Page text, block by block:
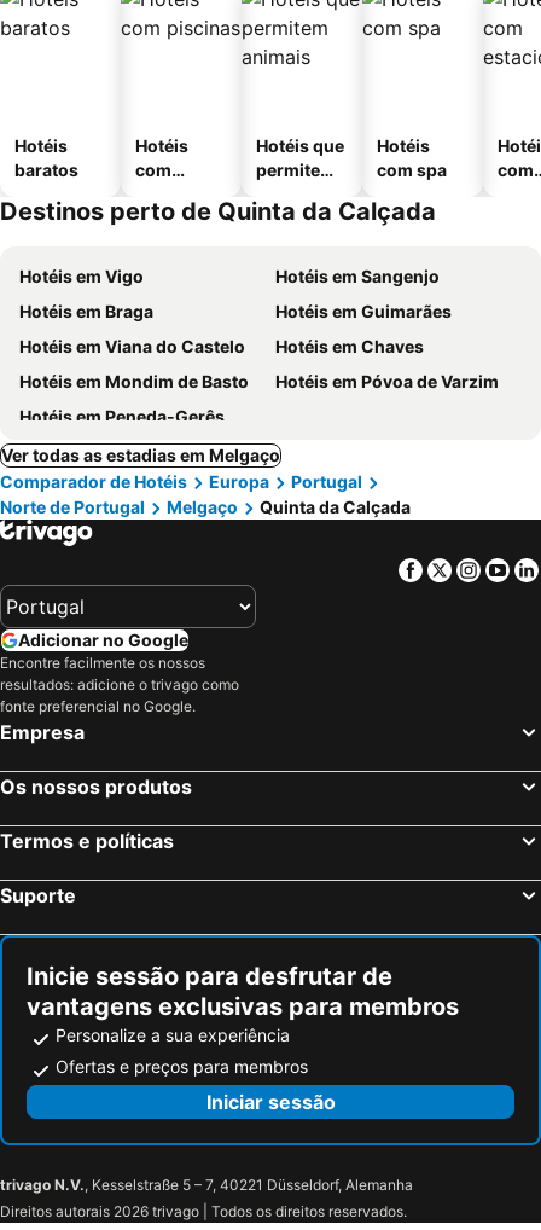
Hotéis
baratos
Hotéis
com
Hotéis que
permitem
Hotéis
com spa
com
Destinos perto de Quinta da Calçada
Hotéis em Vigo
Hotéis em Sangenjo
Hotéis em Braga
Hotéis em Guimarães
Hotéis em Viana do Castelo
Hotéis em Chaves
Hotéis em Mondim de Basto
Hotéis em Póvoa de Varzim
Hotéis em Peneda-Gerês
Ver todas as estadias em Melgaço
Comparador de Hotéis
Europa
Portugal
Norte de Portugal
Melgaço Quinta da Calçada
Facebook
Twitter
Adicionar no Google
Encontre facilmente os nossos
resultados: adicione o trivago como
fonte preferencial no Google.
Empresa
Os nossos produtos
Termos e políticas
Suporte
Inicie sessão para desfrutar de
vantagens exclusivas para membros
Personalize a sua experiência
Ofertas e preços para membros
Iniciar sessão
trivago N.V., Kesselstraße 5 – 7, 40221 Düsseldorf, Alemanha
Direitos autorais 2026 trivago | Todos os direitos reservados.